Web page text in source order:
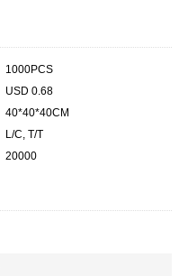
1000PCS
USD 0.68
40*40*40CM
L/C, T/T
20000